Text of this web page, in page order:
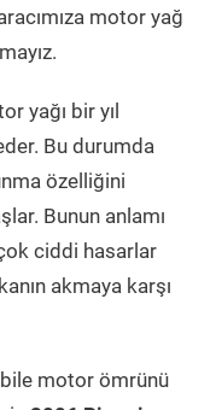
motor yağ
yağı bir yıl
Bu durumda
özelliğini
Bunun anlamı
ciddi hasarlar
akmaya karşı
motor ömrünü